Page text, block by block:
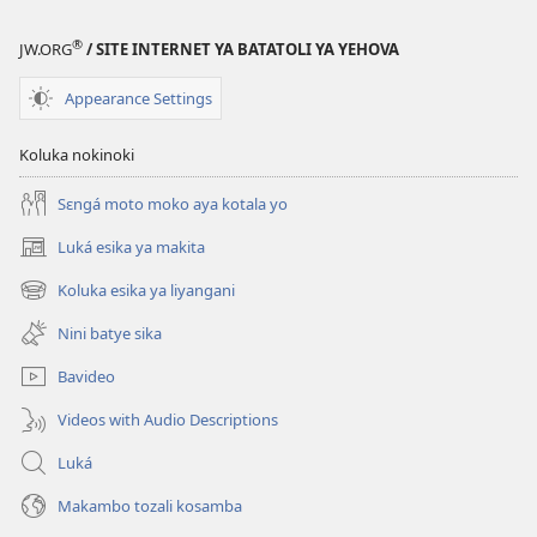
Yehova
JW.ORG® / SITE INTERNET YA BATATOLI YA YEHOVA
Appearance Settings
Koluka nokinoki
Sɛngá moto moko aya kotala yo
Luká esika ya makita
(fungolá
fenɛtrɛ
mosusu)
Koluka esika ya liyangani
(fungolá
fenɛtrɛ
mosusu)
Nini batye sika
Bavideo
Videos with Audio Descriptions
Luká
Makambo tozali kosamba